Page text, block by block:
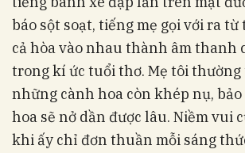
báo sột soạt, tiếng mẹ gọi với ra
cả hòa vào nhau thành âm thanh
trong kí ức tuổi thơ. Mẹ tôi
những cành hoa còn khép nụ,
hoa sẽ nở dần được lâu. Niềm vui
khi ấy chỉ đơn thuần mỗi sáng